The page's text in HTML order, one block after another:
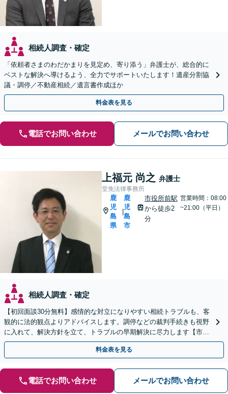
相続人調査・確定
「依頼者さまのわだかまりを見定め、寄り添う」弁護士が、総合的に
ベストな解決へ導けるよう、全力でサポートいたします！遺産分割協
議・調停／不動産相続／遺言書作成ほか
料金表を見る
電話でお問い合わせ メールでお問い合わせ
上福元 尚之 弁護士
堂免法律事務所
鹿
児
島
県
|
鹿
児
島
市
市役所前駅
から徒歩2
分
営業時間：08:00
~21:00（平日）
相続人調査・確定
【初回面談30分無料】感情的な対立になりやすい相続トラブルも、客
観的に法的観点よりアドバイスします。調停などの裁判手続きも視野
に入れて、解決方針を立て、トラブルの早期解決に尽力します【市役
所前2分】【休日・夜間面談OK】
料金表を見る
電話でお問い合わせ メールでお問い合わせ